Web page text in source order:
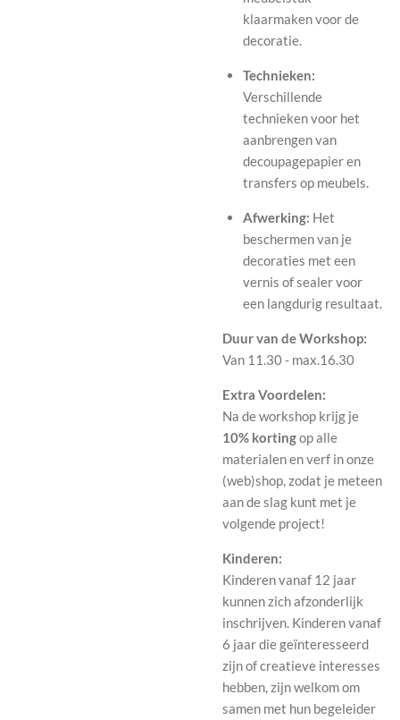
klaarmaken voor de
decoratie.
Technieken:
Verschillende
technieken voor het
aanbrengen van
decoupagepapier en
transfers op meubels.
Afwerking: Het
beschermen van je
decoraties met een
vernis of sealer voor
een langdurig resultaat.
Duur van de Workshop:
Van 11.30 - max.16.30
Extra Voordelen:
Na de workshop krijg je
10% kortingop alle
materialen en verf in onze
(web)shop, zodat je meteen
aan de slag kunt met je
volgende project!
Kinderen:
Kinderen vanaf 12 jaar
kunnen zich afzonderlijk
inschrijven. Kinderen vanaf
6 jaar die geïnteresseerd
zijn of creatieve interesses
hebben, zijn welkom om
samen met hun begeleider